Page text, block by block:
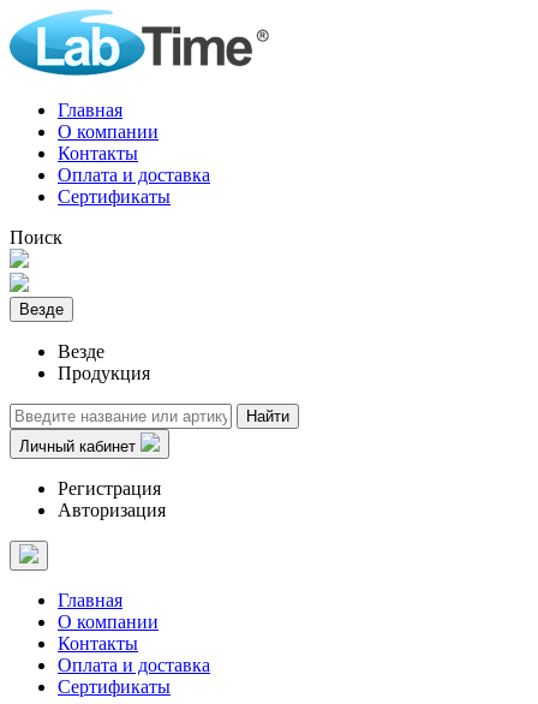
Главная
О компании
Контакты
Оплата и доставка
Сертификаты
Поиск
Везде
Везде
Продукция
Найти
Личный кабинет
Регистрация
Авторизация
Главная
О компании
Контакты
Оплата и доставка
Сертификаты